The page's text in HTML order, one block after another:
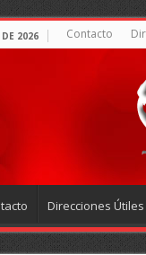
2026 Contacto
Direcciones Útiles